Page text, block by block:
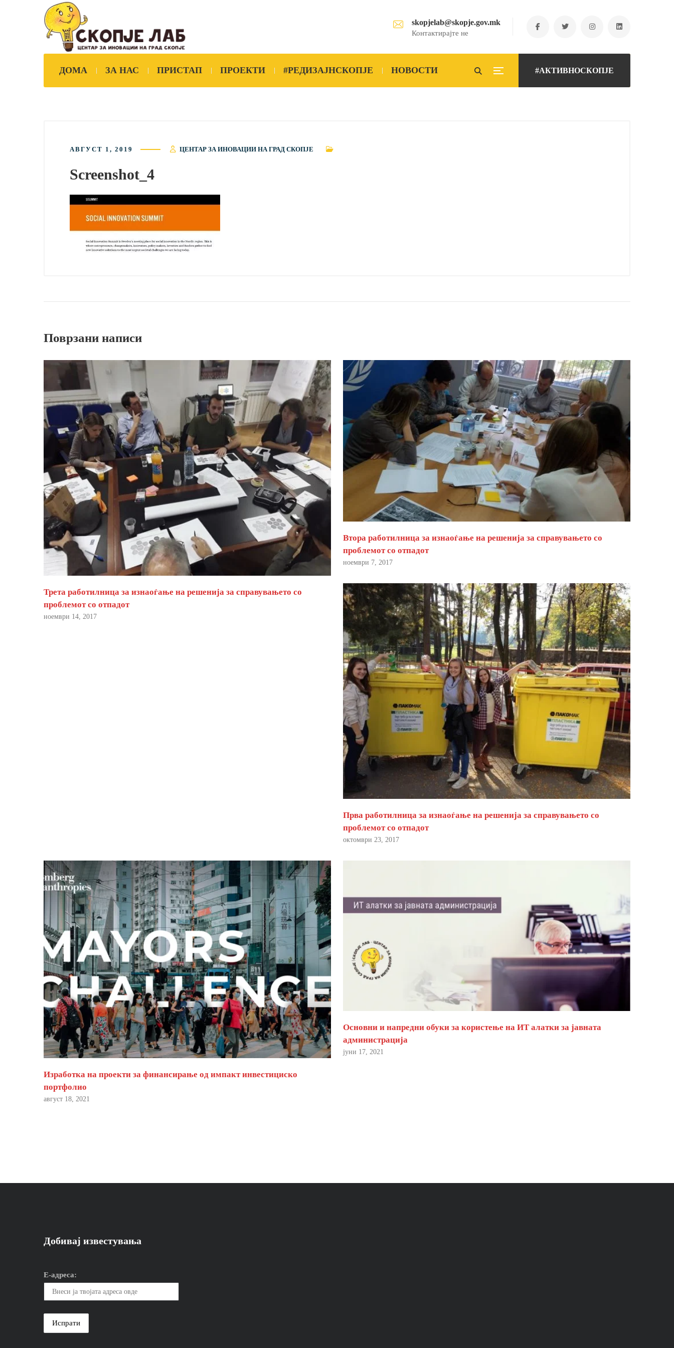
skopjelab@skopje.gov.mk
Контактирајте не
#АКТИВНОСКОПЈЕ
ДОМА ЗА НАС ПРИСТАП ПРОЕКТИ #РЕДИЗАЈНСКОПЈЕ НОВОСТИ
АВГУСТ 1, 2019 ЦЕНТАР ЗА ИНОВАЦИИ НА ГРАД СКОПЈЕ
Screenshot_4
Поврзани написи
Трета работилница за изнаоѓање на решенија за справувањето со
проблемот со отпадот
ноември 14, 2017
Втора работилница за изнаоѓање на решенија за справувањето со
проблемот со отпадот
ноември 7, 2017
Прва работилница за изнаоѓање на решенија за справувањето со
проблемот со отпадот
октомври 23, 2017
Изработка на проекти за финансирање од импакт инвестициско
портфолио
август 18, 2021
Основни и напредни обуки за користење на ИТ алатки за јавната
администрација
јуни 17, 2021
Добивај известувања
Е-адреса: